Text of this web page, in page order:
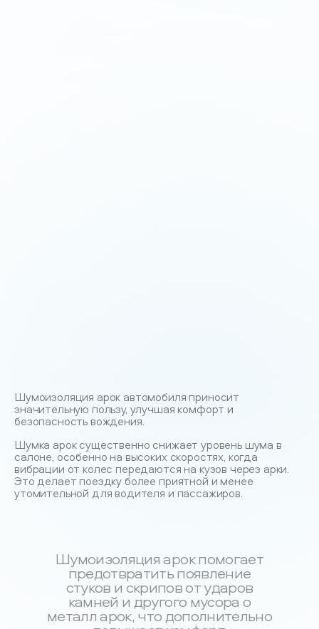
Шумоизоляция арок автомобиля приносит
значительную пользу, улучшая комфорт и
безопасность вождения.
Шумка арок существенно снижает уровень шума в
салоне, особенно на высоких скоростях, когда
вибрации от колес передаются на кузов через арки.
Это делает поездку более приятной и менее
утомительной для водителя и пассажиров.
Шумоизоляция арок помогает
предотвратить появление
стуков и скрипов от ударов
камней и другого мусора о
металл арок, что дополнительно